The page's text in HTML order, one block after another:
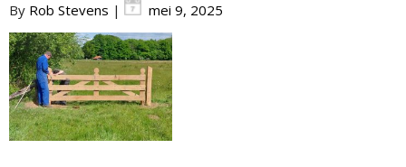
By Rob Stevens | mei 9, 2025